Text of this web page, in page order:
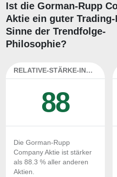
Ist die Gorman-Rupp
Aktie ein guter
Sinne der Trendfolge-
Philosophie?
RELATIVE-STÄRKE-INDEX
88
Die Gorman-Rupp
Company Aktie ist stärker
als 88.3 % aller anderen
Aktien.